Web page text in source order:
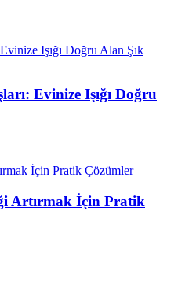
Evinize Işığı Doğru
Artırmak İçin Pratik